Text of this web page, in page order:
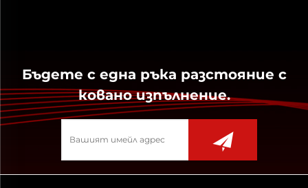
Бъдете с една ръка разстояние с
ковано изпълнение.